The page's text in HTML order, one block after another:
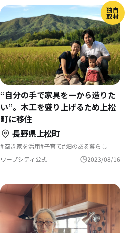
独自
取材
“自分の手で家具を一から造りた
い”。木工を盛り上げるため上松
町に移住
長野県上松町
空き家を活用 子育て 畑のある暮らし
支援制度 独自取材
ワープシティ公式
2023/08/16